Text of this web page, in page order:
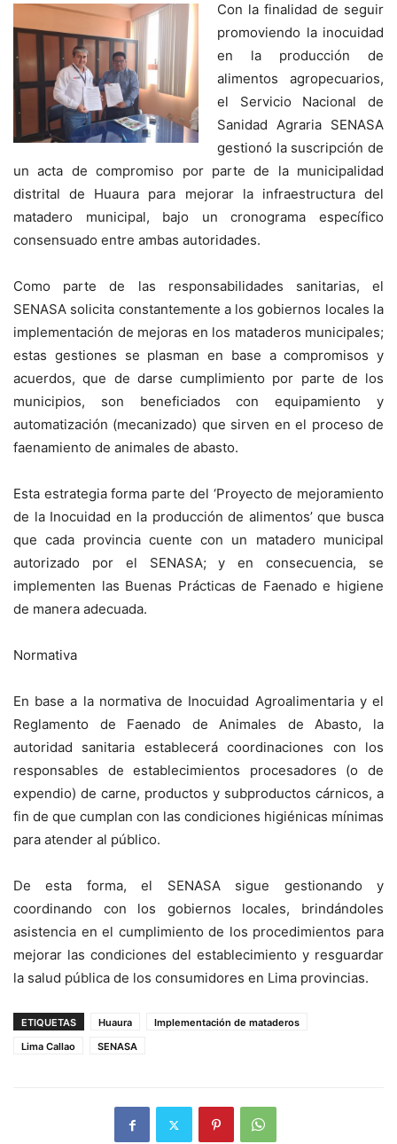
Con la finalidad de seguir
promoviendo la inocuidad
en la producción de
alimentos agropecuarios,
el Servicio Nacional de
Sanidad Agraria SENASA
gestionó la suscripción de
un acta de compromiso por parte de la municipalidad
distrital de Huaura para mejorar la infraestructura del
matadero municipal, bajo un cronograma específico
consensuado entre ambas autoridades.
Como parte de las responsabilidades sanitarias, el
SENASA solicita constantemente a los gobiernos locales la
implementación de mejoras en los mataderos municipales;
estas gestiones se plasman en base a compromisos y
acuerdos, que de darse cumplimiento por parte de los
municipios, son beneficiados con equipamiento y
automatización (mecanizado) que sirven en el proceso de
faenamiento de animales de abasto.
Esta estrategia forma parte del ‘Proyecto de mejoramiento
de la Inocuidad en la producción de alimentos’ que busca
que cada provincia cuente con un matadero municipal
autorizado por el SENASA; y en consecuencia, se
implementen las Buenas Prácticas de Faenado e higiene
de manera adecuada.
Normativa
En base a la normativa de Inocuidad Agroalimentaria y el
Reglamento de Faenado de Animales de Abasto, la
autoridad sanitaria establecerá coordinaciones con los
responsables de establecimientos procesadores (o de
expendio) de carne, productos y subproductos cárnicos, a
fin de que cumplan con las condiciones higiénicas mínimas
para atender al público.
De esta forma, el SENASA sigue gestionando y
coordinando con los gobiernos locales, brindándoles
asistencia en el cumplimiento de los procedimientos para
mejorar las condiciones del establecimiento y resguardar
la salud pública de los consumidores en Lima provincias.
ETIQUETAS Huaura
Implementación de mataderos
Lima Callao
SENASA